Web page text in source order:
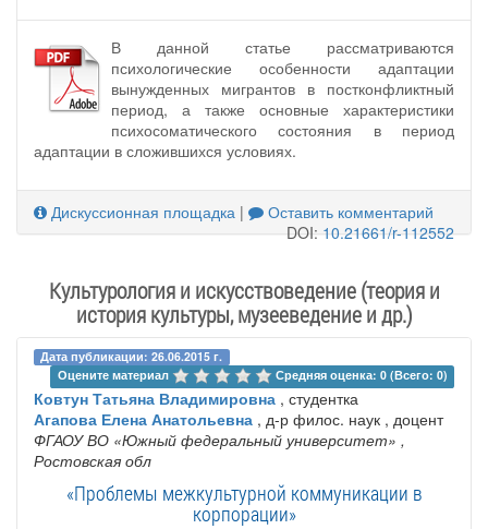
В данной статье рассматриваются
психологические особенности адаптации
вынужденных мигрантов в постконфликтный
период, а также основные характеристики
психосоматического состояния в период
адаптации в сложившихся условиях.
Дискуссионная площадка |
Оставить комментарий
DOI:10.21661/r-112552
Культурология и искусствоведение (теория и
история культуры, музееведение и др.)
Дата публикации: 26.06.2015 г.
Оцените материал
Средняя оценка: 0 (Всего: 0)
Ковтун Татьяна Владимировна , студентка
Агапова Елена Анатольевна , д-р филос. наук , доцент
ФГАОУ ВО «Южный федеральный университет» ,
Ростовская обл
«Проблемы межкультурной коммуникации в
корпорации»